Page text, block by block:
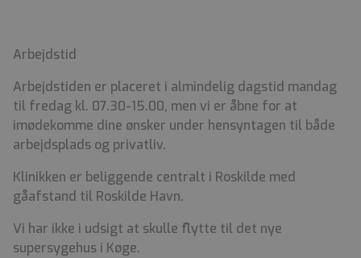
Arbejdstid
Arbejdstiden er placeret i almindelig dagstid mandag
til fredag kl. 07.30-15.00, men vi er åbne for at
imødekomme dine ønsker under hensyntagen til både
arbejdsplads og privatliv.
Klinikken er beliggende centralt i Roskilde med
gåafstand til Roskilde Havn.
Vi har ikke i udsigt at skulle flytte til det nye
supersygehus i Køge.